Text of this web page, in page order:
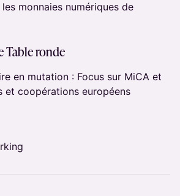
monnaies numériques de
Table ronde
en mutation : Focus sur MiCA et
et coopérations européens